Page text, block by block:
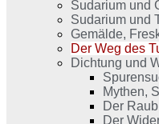
Sudarium und
Sudarium und
Gemälde,
Der Weg des
Dichtung und
Mythen,
Der
Der